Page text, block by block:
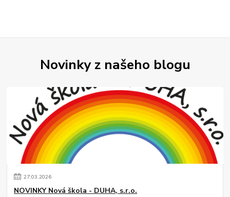
Novinky z našeho blogu
27.03.2026
NOVINKY Nová škola - DUHA, s.r.o.